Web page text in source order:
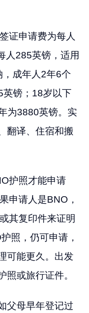
证申请费为每人
人285英镑，适用
成年人2年6个
英镑；18岁以下
为3880英镑。实
翻译、住宿和搬
护照才能申请
申请人是BNO，
其复印件来证明
照，仍可申请，
可能更久。出发
照或旅行证件。
父母早年登记过